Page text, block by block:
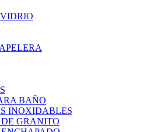
BAÑO
INOXIDABLES
GRANITO